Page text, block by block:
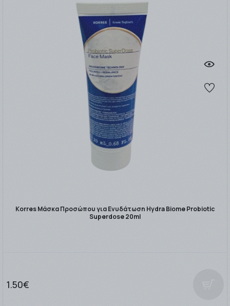
Korres Μάσκα Προσώπου για Ενυδάτωση Hydra Biome Probiotic
Superdose 20ml
1.50€